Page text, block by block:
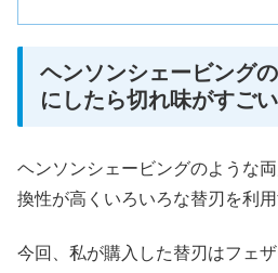
ヘンソンシェービング
にしたら切れ味がすごい
ヘンソンシェービングのような
換性が高くいろいろな替刃を利
今回、私が購入した替刃はフェ